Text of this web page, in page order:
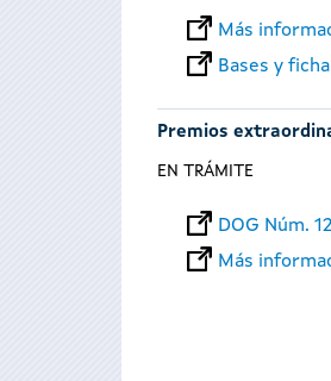
Más
Bases y
Premios
EN TRÁMITE
DOG Núm.
Más